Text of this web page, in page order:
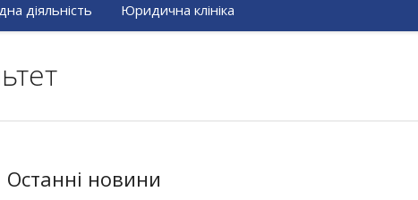
діяльність Юридична клініка
Останні новини